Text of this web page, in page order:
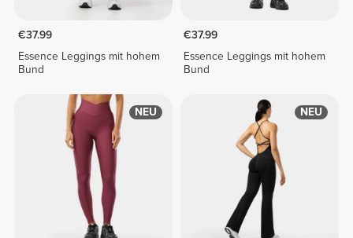
€37.99
Essence Leggings mit hohem
Bund
€37.99
Essence Leggings mit hohem
Bund
NEU NEU